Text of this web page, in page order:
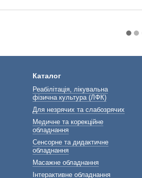
Каталог
Реабілітація, лікувальна
фізична культура (ЛФК)
Для незрячих та слабозрячих
Медичне та корекційне
обладнання
Сенсорне та дидактичне
обладнання
Масажне обладнання
Інтерактивне обладнання